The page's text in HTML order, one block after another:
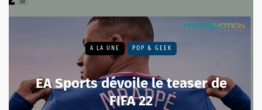
A LA UNE POP & GEEK
EA Sports dévoile le teaser de
FIFA 22